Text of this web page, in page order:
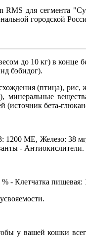
для сегмента
городской
до 10 кг) в конце
бэбидог).
(птица), рис,
минеральные
бета-
ME, Железо: 38
- Антиокислители.
- Клетчатка пищевая:
у вашей кошки